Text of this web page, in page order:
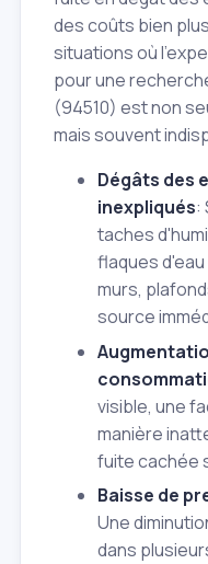
des coûts bien
situations où
pour une
(94510) est non
mais souvent
Dégâts des
inexpliqués:
taches
flaques
murs,
source
visible, une
manière
fuite cachée
Baisse de
Une
dans